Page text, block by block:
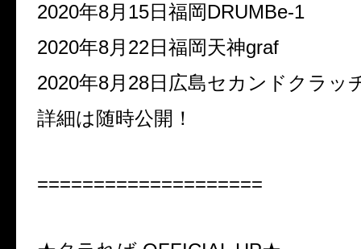
2020年8月15日福岡DRUMBe-1
2020年8月22日福岡天神graf
2020年8月28日広島セカンドクラッ
詳細は随時公開！
====================